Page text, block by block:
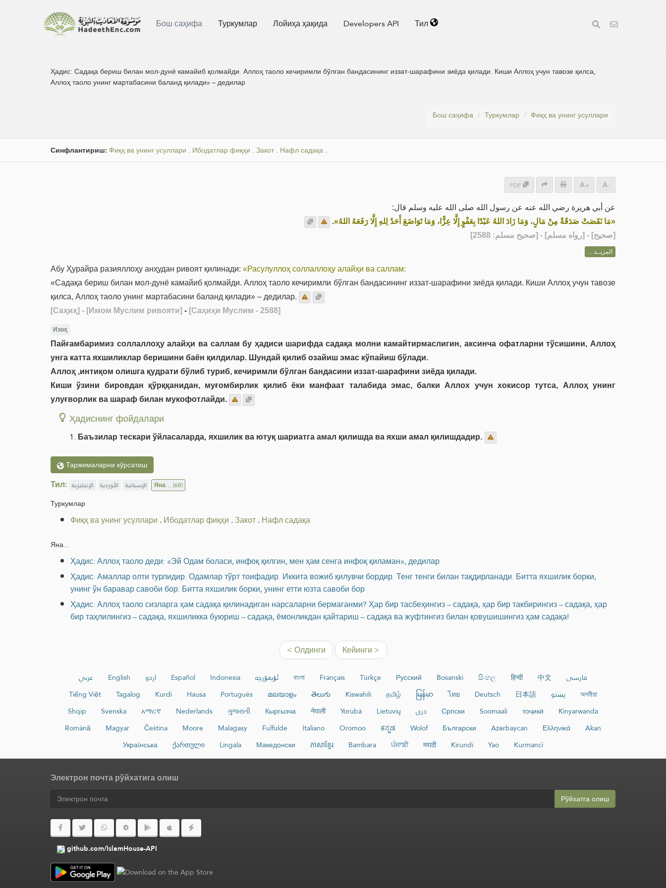
Бош саҳифа Туркумлар Лойиҳа ҳақида Developers API Тил
Ҳадис:Садақа бериш билан мол-дунё камайиб қолмайди. Аллоҳ таоло кечиримли бўлган бандасининг иззат-шарафини зиёда қилади. Киши Аллоҳ учун тавозе қилса,
Аллоҳ таоло унинг мартабасини баланд қилади» – дедилар
Бош саҳифа Туркумлар Фиқҳ ва унинг усуллари
Синфлантириш: Фиқҳ ва унинг усуллари . Ибодатлар фиқҳи . Закот. Нафл садақа .
PDF + -
عن أبي هريرة رضي الله عنه عن رسول الله صلى الله عليه وسلم قال:
«مَا نَقَصَتْ صَدَقَةٌ مِنْ مَالٍ، وَمَا زَادَ اللهُ عَبْدًا بِعَفْوٍ إِلَّا عِزًّا، وَمَا تَوَاضَعَ أَحَدٌ لِلهِ إِلَّا رَفَعَهُ اللهُ».
[صحيح] - [رواه مسلم] - [صحيح مسلم: 2588]
المزيــد ...
Абу Ҳурайра разияллоҳу анҳудан ривоят қилинади: «Расулуллоҳ соллаллоҳу алайҳи ва саллам:
«Садақа бериш билан мол-дунё камайиб қолмайди. Аллоҳ таоло кечиримли бўлган бандасининг иззат-шарафини зиёда қилади. Киши Аллоҳ учун тавозе
қилса, Аллоҳ таоло унинг мартабасини баланд қилади» – дедилар.
[Саҳиҳ] - [Имом Муслим ривояти] - [Саҳиҳи Муслим - 2588]
Изоҳ
Пайғамбаримиз соллаллоҳу алайҳи ва саллам бу ҳадиси шарифда садақа молни камайтирмаслигин, аксинча офатларни тўсишини, Аллоҳ
унга катта яхшиликлар беришини баён қилдилар. Шундай қилиб озайиш эмас кўпайиш бўлади.
Аллоҳ ,интиқом олишга қудрати бўлиб туриб, кечиримли бўлган бандасини иззат-шарафини зиёда қилади.
Киши ўзини бировдан қўрққанидан, муғомбирлик қилиб ёки манфаат талабида эмас, балки Аллох учун хокисор тутса, Аллоҳ унинг
улуғворлик ва шараф билан мукофотлайди.
Ҳадиснинг фойдалари
Баъзилар тескари ўйласаларда, яхшилик ва ютуқ шариатга амал қилишда ва яхши амал қилишдадир.
Таржималарни кўрсатиш
Тил: الإنجليزية الأوردية الإسبانية Яна...(68)
Туркумлар
Фиқҳ ва унинг усуллари .Ибодатлар фиқҳи .Закот.Нафл садақа
Яна...
Ҳадис: Аллоҳ таоло деди: «Эй Одам боласи, инфоқ қилгин, мен ҳам сенга инфоқ қиламан», дедилар
Ҳадис: Амаллар олти турлидир. Одамлар тўрт тоифадир. Иккита вожиб қилувчи бордир. Тенг тенги билан тақдирланади. Битта яхшилик борки,
унинг ўн баравар савоби бор. Битта яхшилик борки, унинг етти юзта савоби бор
Ҳадис: Аллоҳ таоло сизларга ҳам садақа қилинадиган нарсаларни бермаганми? Ҳар бир тасбеҳингиз – садақа, ҳар бир такбирингиз – садақа, ҳар
бир таҳлилингиз – садақа, яхшиликка буюриш – садақа, ёмонликдан қайтариш – садақа ва жуфтингиз билан қовушишингиз ҳам садақа!
< Олдинги Кейинги >
عربي English اردو Español Indonesia ئۇيغۇرچە বাংলা Français Türkçe Русский Bosanski සිංහල हिन्दी 中文
فارسی
Tiếng Việt
Tagalog Kurdî Hausa Português മലയാളം తెలుగు Kiswahili தமிழ் မြန်မာ ไทย Deutsch 日本語 پښتو
অসমীয়া
Shqip
Svenska አማርኛ Nederlands ગુજરાતી Кыргызча नेपाली Yorùbá Lietuvių دری Српски Soomaali тоҷикӣ
Kinyarwanda
Română
Magyar Čeština Moore Malagasy Fulfulde Italiano Oromoo ಕನ್ನಡ Wolof Български Azərbaycan Ελληνικά
Akan
Українська
ქართული Lingala Македонски ភាសាខ្មែរ Bambara ਪੰਜਾਬੀ मराठी Kirundi Yao Kurmancî
Электрон почта рўйхатига олиш
Рўйхатга олиш
github.com/IslamHouse-API